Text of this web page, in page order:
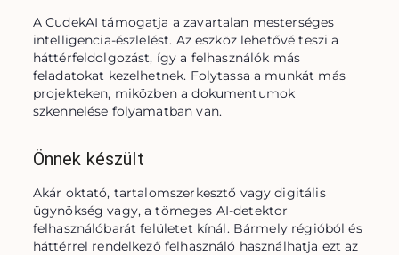
A CudekAI támogatja a zavartalan mesterséges
intelligencia-észlelést. Az eszköz lehetővé teszi a
háttérfeldolgozást, így a felhasználók más
feladatokat kezelhetnek. Folytassa a munkát más
projekteken, miközben a dokumentumok
szkennelése folyamatban van.
Önnek készült
Akár oktató, tartalomszerkesztő vagy digitális
ügynökség vagy, a tömeges AI-detektor
felhasználóbarát felületet kínál. Bármely régióból és
háttérrel rendelkező felhasználó használhatja ezt az